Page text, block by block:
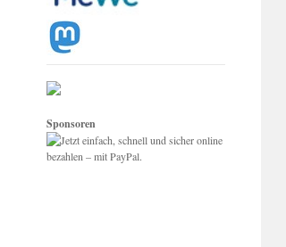
Sponsoren